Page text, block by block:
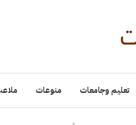
تعليم وجامعات منوعات